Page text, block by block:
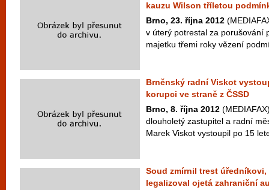
kauzu Wilson tříletou
Brno, 23. října 2012
v úterý potrestal za porušování
majetku třemi roky vězení
Brněnský radní Viskot
korupci ve straně z ČSSD
Brno, 8. října 2012
dlouholetý zastupitel a radní
Marek Viskot vystoupil po 15
Soud zmírnil trest
legalizoval ojetá zahraniční